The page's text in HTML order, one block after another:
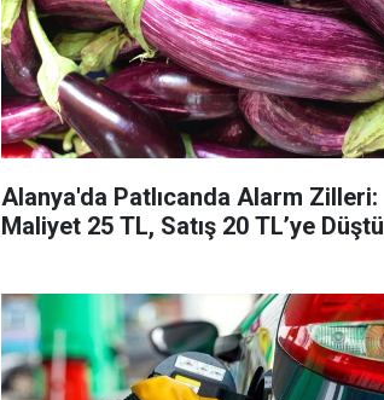
Alanya'da Patlıcanda Alarm Zilleri:
Maliyet 25 TL, Satış 20 TL’ye Düştü